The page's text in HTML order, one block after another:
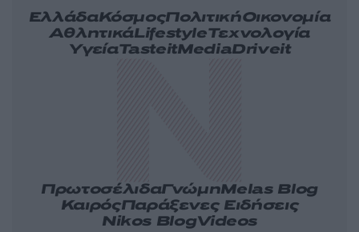
ΕλλάδαΚόσμοςΠολιτικήΟικονομία
ΑθλητικάLifestyleΤεχνολογία
ΥγείαTasteitMediaDriveit
ΠρωτοσέλιδαΓνώμηMelas Blog
ΚαιρόςΠαράξενες Ειδήσεις
Nikos BlogVideos